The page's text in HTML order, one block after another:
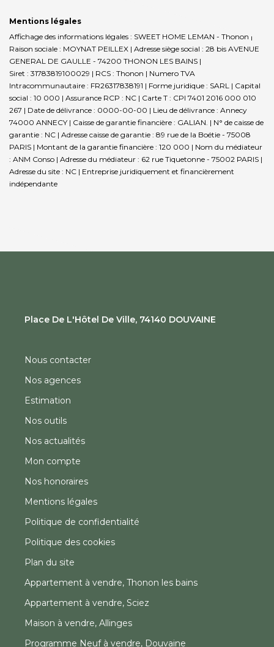
Mentions légales
Affichage des informations légales : SWEET HOME LEMAN - Thonon |
Raison sociale : MOYNAT PEILLEX | Adresse siège social : 28 bis AVENUE
GENERAL DE GAULLE - 74200 THONON LES BAINS |
Siret : 31783819100029 | RCS : Thonon | Numero TVA
Intracommunautaire : FR26317838191 | Forme juridique : SARL | Capital
social : 10 000 | Assurance RCP : NC | Carte T : CPI 7401 2016 000 010
267 | Date de délivrance : 0000-00-00 | Lieu de délivrance : Annecy
74000 ANNECY | Caisse de garantie financière : GALIAN. | N° de caisse de
garantie : NC | Adresse caisse de garantie : 89 rue de la Boétie - 75008
PARIS | Montant de la garantie financière : 120 000 | Nom du médiateur
: ANM Conso | Adresse du médiateur : 62 rue Tiquetonne - 75002 PARIS |
Adresse du site : NC | Entreprise juridiquement et financièrement
indépendante
Place De L'Hôtel De Ville, 74140 DOUVAINE
Nous contacter
Nos agences
Estimation
Nos outils
Nos actualités
Mon compte
Nos honoraires
Mentions légales
Politique de confidentialité
Politique des cookies
Plan du site
Appartement à vendre, Thonon les bains
Appartement à vendre, Sciez
Maison à vendre, Allinges
Programme Neuf à vendre, Douvaine